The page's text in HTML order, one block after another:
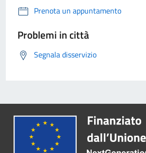
Prenota un appuntamento
Problemi in città
Segnala disservizio